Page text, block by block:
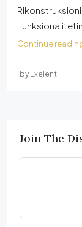
Continue
by Exelent
Join The